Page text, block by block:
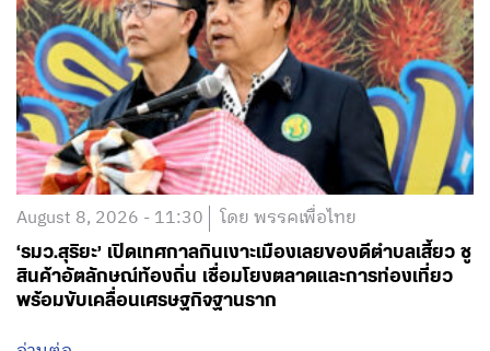
August 8, 2026 - 11:30 โดย พรรคเพื่อไทย
‘รมว.สุริยะ’ เปิดเทศกาลกินเงาะเมืองเลยของดีตำบลเสี้ยว ชู
สินค้าอัตลักษณ์ท้องถิ่น เชื่อมโยงตลาดและการท่องเที่ยว
พร้อมขับเคลื่อนเศรษฐกิจฐานราก